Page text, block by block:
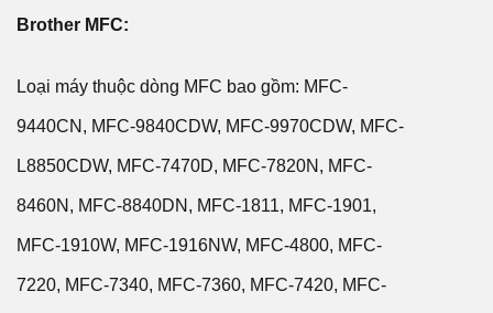
Brother MFC:
Loại máy thuộc dòng MFC bao gồm: MFC-
9440CN, MFC-9840CDW, MFC-9970CDW, MFC-
L8850CDW, MFC-7470D, MFC-7820N, MFC-
8460N, MFC-8840DN, MFC-1811, MFC-1901,
MFC-1910W, MFC-1916NW, MFC-4800, MFC-
7220, MFC-7340, MFC-7360, MFC-7420, MFC-